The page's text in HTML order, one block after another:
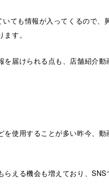
いても情報が入ってくるので、
す。
を届けられる点も、店舗紹介
を使用することが多い昨今、
らえる機会も増えており、